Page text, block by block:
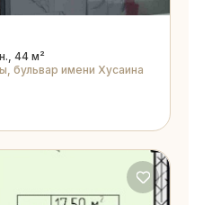
44 м²
бульвар имени Хусаина